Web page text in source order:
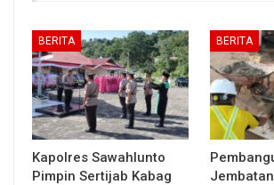
BERITA
Kapolres Sawahlunto
Pimpin Sertijab Kabag
BERITA
Jembatan